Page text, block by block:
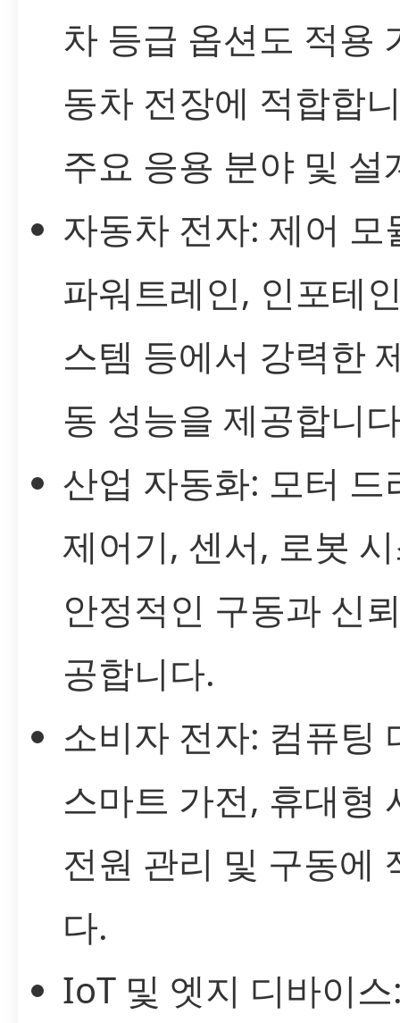
차 등급 옵션도 적용
동차 전장에 적합합
주요 응용 분야 및 설
자동차 전자: 제어 모
파워트레인, 인포테
스템 등에서 강력한
동 성능을 제공합니
산업 자동화: 모터 드
제어기, 센서, 로봇
안정적인 구동과 신
공합니다.
소비자 전자: 컴퓨팅
스마트 가전, 휴대형
전원 관리 및 구동에
다.
IoT 및 엣지 디바이